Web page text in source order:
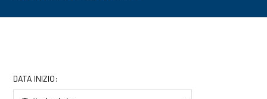
DATA INIZIO: